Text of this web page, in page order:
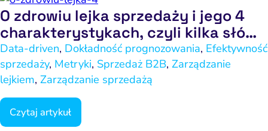
O zdrowiu lejka sprzedaży i jego 4
charakterystykach, czyli kilka słów
o gorącym temacie – część 4
Data-driven, Dokładność prognozowania, Efektywność
sprzedaży, Metryki, Sprzedaż B2B, Zarządzanie
lejkiem, Zarządzanie sprzedażą
Czytaj artykuł